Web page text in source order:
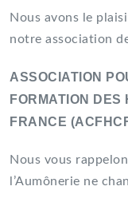
Nous avons le
notre association
ASSOCIATION
FORMATION DES
FRANCE
Nous vous
l’Aumônerie ne